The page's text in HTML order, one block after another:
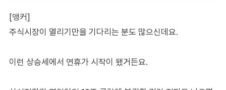
[앵커]
주식시장이 열리기만을 기다리는 분도 많으신데요.
이런 상승세에서 연휴가 시작이 됐거든요.